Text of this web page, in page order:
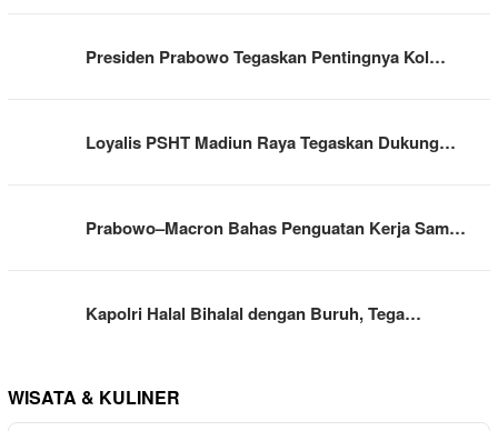
Presiden Prabowo Tegaskan Pentingnya Kol…
Loyalis PSHT Madiun Raya Tegaskan Dukung…
Prabowo–Macron Bahas Penguatan Kerja Sam…
Kapolri Halal Bihalal dengan Buruh, Tega…
WISATA & KULINER